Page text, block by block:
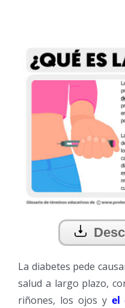
La diabetes pede
salud a largo plazo,
riñones, los ojos y el